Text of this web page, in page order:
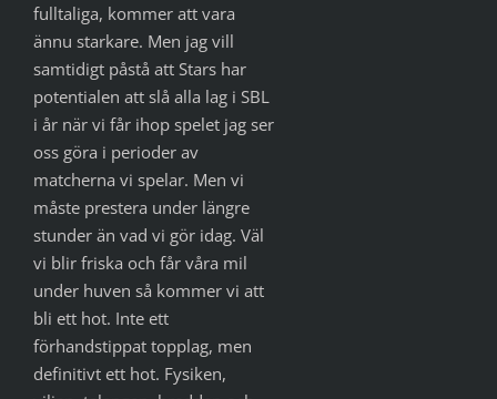
fulltaliga, kommer att vara
ännu starkare. Men jag vill
samtidigt påstå att Stars har
potentialen att slå alla lag i SBL
i år när vi får ihop spelet jag ser
oss göra i perioder av
matcherna vi spelar. Men vi
måste prestera under längre
stunder än vad vi gör idag. Väl
vi blir friska och får våra mil
under huven så kommer vi att
bli ett hot. Inte ett
förhandstippat topplag, men
definitivt ett hot. Fysiken,